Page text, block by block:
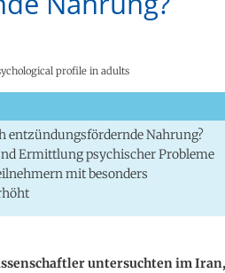
profile in adults
entzündungsfördernde Nahrung?
Ermittlung psychischer Probleme
mit besonders
untersuchten im